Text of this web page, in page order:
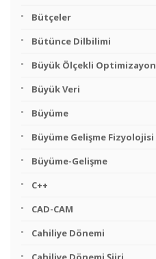
Bütçeler
Bütünce Dilbilimi
Büyük Ölçekli Optimizayon
Büyük Veri
Büyüme
Büyüme Gelişme Fizyolojisi
Büyüme-Gelişme
C++
CAD-CAM
Cahiliye Dönemi